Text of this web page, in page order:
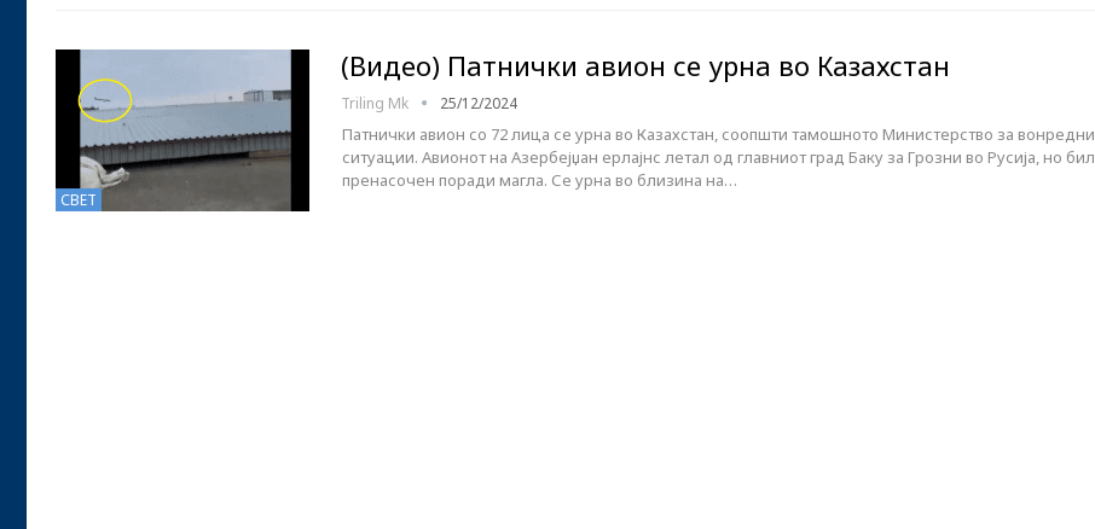
СВЕТ
(Видео) Патнички авион се урна во Казахстан
Triling Mk 25/12/2024
Патнички авион со 72 лица се урна во Казахстан, соопшти тамошното Министерство за вонредни
ситуации. Авионот на Азербејџан ерлајнс летал од главниот град Баку за Грозни во Русија, но бил
пренасочен поради магла. Се урна во близина на…